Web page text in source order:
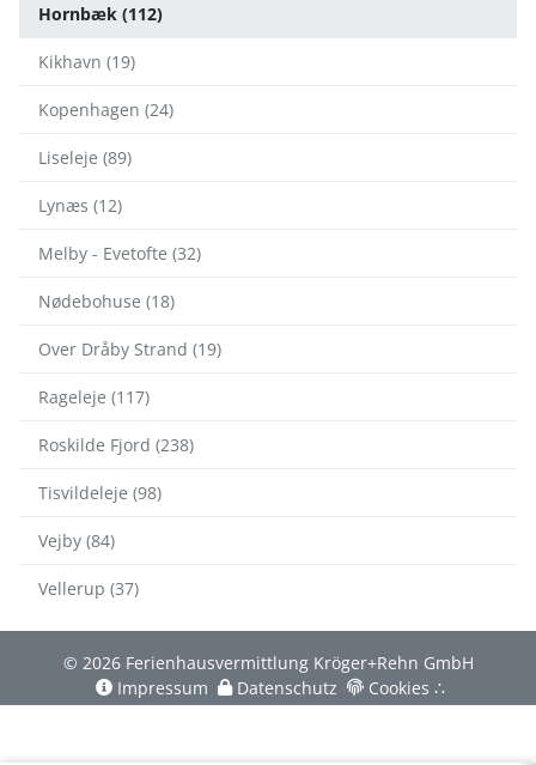
Hornbæk (112)
Kikhavn (19)
Kopenhagen (24)
Liseleje (89)
Lynæs (12)
Melby - Evetofte (32)
Nødebohuse (18)
Over Dråby Strand (19)
Rageleje (117)
Roskilde Fjord (238)
Tisvildeleje (98)
Vejby (84)
Vellerup (37)
© 2026 Ferienhausvermittlung Kröger+Rehn GmbH
Impressum
Datenschutz Cookies ∴